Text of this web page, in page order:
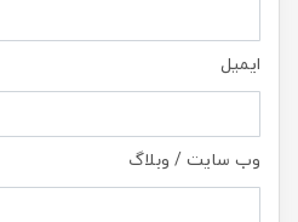
ایمیل
وب سایت / وبلاگ